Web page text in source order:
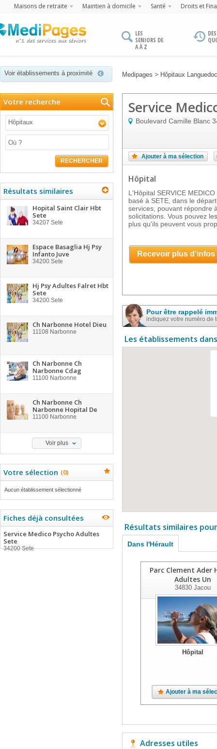
Maisons de retraite Maintien à domicile Santé Droits et
LES
SENIORS DE
A À Z
Voir établissements à proximité Medipages > Hôpitaux
Votre recherche
Hôpitaux
RECHERCHER
Résultats similaires
Hopital Saint Clair Hbt
Sete
34207 Sete
Espace Basaglia Hj Psy
Infanto Juve
34200 Sete
Hj Psy Adultes Falret Hbt
Sete
34200 Sete
Ch Narbonne Hotel Dieu
11108 Narbonne
Ch Narbonne Ch
Narbonne Cdag
11100 Narbonne
Ch Narbonne Ch
Narbonne Hopital De
11100 Narbonne
Voir plus
Votre sélection (0)
Aucun établissement sélectionné
Fiches déjà consultées
Service Medico Psycho Adultes
Sete
34200 Sete
Service
Boulevard Camille Blanc
Ajouter à ma sélection
Hôpital
L'Hôpital SERVICE
basé à SETE, dans le
services, pouvant répondre
solicitations. Vous pouvez
plus qu'ils peuvent vous
Recevoir plus d'infos
Pour être rappelé
indiquez votre numéro de
Les établissements
Résultats similaires
Dans l'Hérault
Parc Clement Ader
Adultes Un
34830Jacou
Hôpital
Ajouter à ma
Adresses utiles